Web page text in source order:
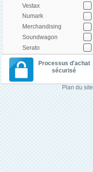
Vestax
Numark
Merchandising
Soundwagon
Serato
Processus d'achat
sécurisé
Plan du site